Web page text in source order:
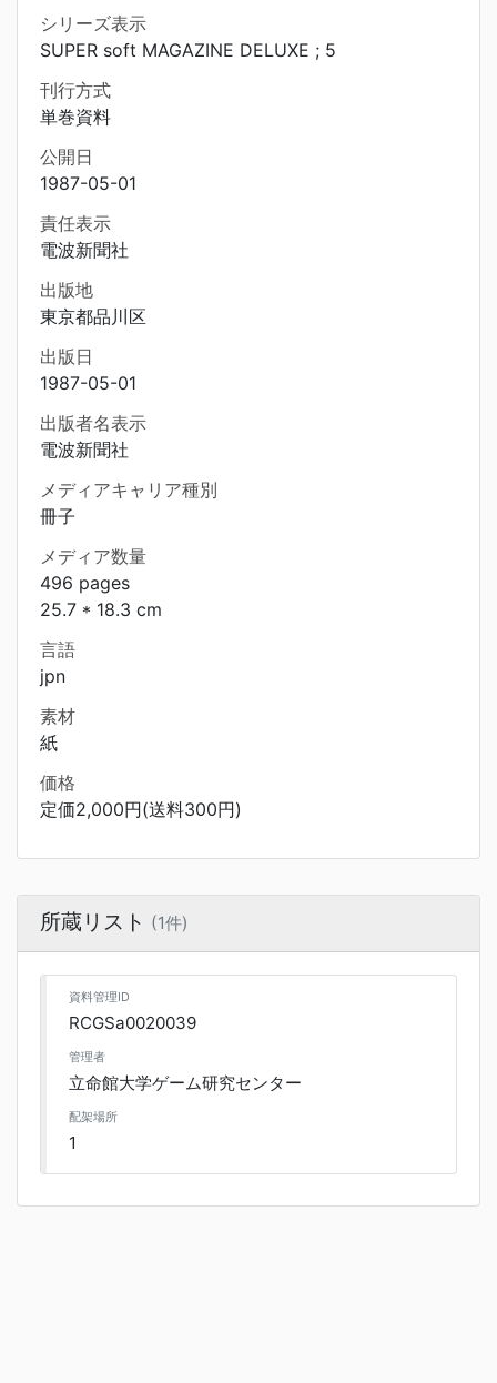
シリーズ表示
SUPER soft MAGAZINE DELUXE ; 5
刊行方式
単巻資料
公開日
1987-05-01
責任表示
電波新聞社
出版地
東京都品川区
出版日
1987-05-01
出版者名表示
電波新聞社
メディアキャリア種別
冊子
メディア数量
496 pages
25.7 * 18.3 cm
言語
jpn
素材
紙
価格
定価2,000円(送料300円)
所蔵リスト (1件)
資料管理ID
RCGSa0020039
管理者
立命館大学ゲーム研究センター
配架場所
1